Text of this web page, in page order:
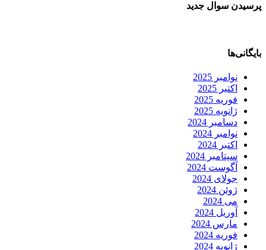
پرسیدن سوال جدید
بایگانی‌ها
نوامبر 2025
اکتبر 2025
فوریه 2025
ژانویه 2025
دسامبر 2024
نوامبر 2024
اکتبر 2024
سپتامبر 2024
آگوست 2024
جولای 2024
ژوئن 2024
می 2024
آوریل 2024
مارس 2024
فوریه 2024
ژانویه 2024